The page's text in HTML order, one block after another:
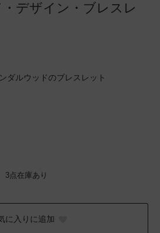
デザイン・ブレスレ
ダルウッドのブレスレット
3点在庫あり
に入りに追加